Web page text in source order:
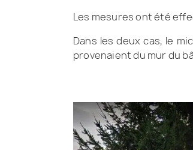
Les mesures ont été
Dans les deux cas, le
provenaient du mur du